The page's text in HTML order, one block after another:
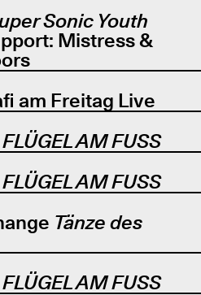
Sonic Youth
Mistress &
am Freitag Live
FLÜGEL AM FUSS
FLÜGEL AM FUSS
Tänze des
FLÜGEL AM FUSS